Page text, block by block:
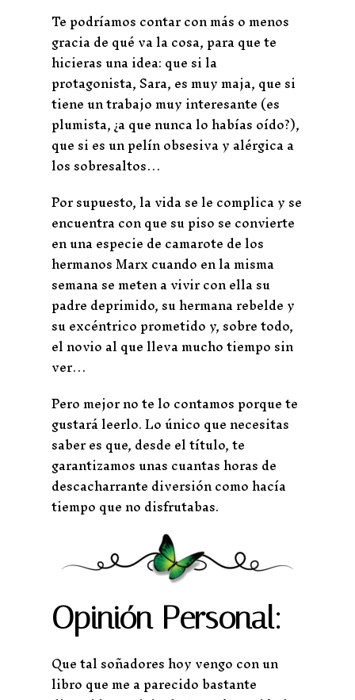
Te podríamos contar con más o menos
gracia de qué va la cosa, para que te
hicieras una idea: que si la
protagonista, Sara, es muy maja, que si
tiene un trabajo muy interesante (es
plumista, ¿a que nunca lo habías oído?),
que si es un pelín obsesiva y alérgica a
los sobresaltos…
Por supuesto, la vida se le complica y se
encuentra con que su piso se convierte
en una especie de camarote de los
hermanos Marx cuando en la misma
semana se meten a vivir con ella su
padre deprimido, su hermana rebelde y
su excéntrico prometido y, sobre todo,
el novio al que lleva mucho tiempo sin
ver…
Pero mejor no te lo contamos porque te
gustará leerlo. Lo único que necesitas
saber es que, desde el título, te
garantizamos unas cuantas horas de
descacharrante diversión como hacía
tiempo que no disfrutabas.
Opinión Personal:
Que tal soñadores hoy vengo con un
libro que me a parecido bastante